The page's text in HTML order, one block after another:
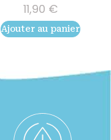
out of 5
11,90 €
Ajouter au panier